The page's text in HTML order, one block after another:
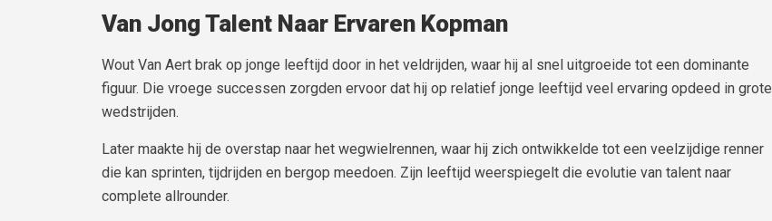
Van Jong Talent Naar Ervaren Kopman
Wout Van Aert brak op jonge leeftijd door in het veldrijden, waar hij al snel uitgroeide tot een dominante
figuur. Die vroege successen zorgden ervoor dat hij op relatief jonge leeftijd veel ervaring opdeed in grote
wedstrijden.
Later maakte hij de overstap naar het wegwielrennen, waar hij zich ontwikkelde tot een veelzijdige renner
die kan sprinten, tijdrijden en bergop meedoen. Zijn leeftijd weerspiegelt die evolutie van talent naar
complete allrounder.